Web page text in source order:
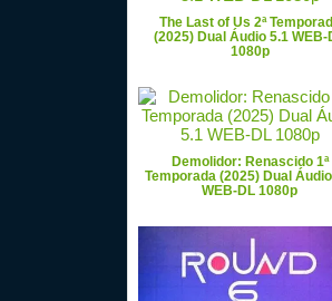
The Last of Us 2ª
(2025) Dual Áudio 5.1 WEB-
1080p
Demolidor: Renascido 1ª
Temporada (2025) Dual
WEB-DL 1080p